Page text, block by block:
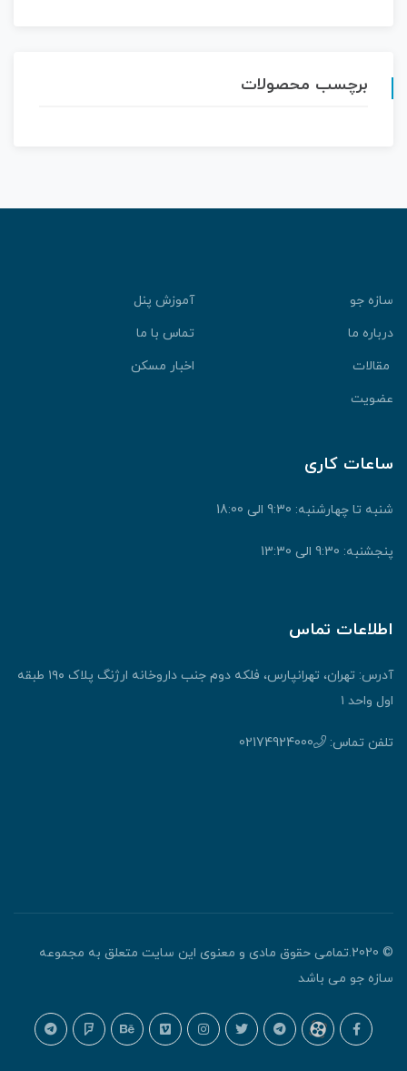
برچسب محصولات
سازه جو
آموزش پنل
درباره ما
تماس با ما
مقالات
اخبار مسکن
عضویت
ساعات کاری
شنبه تا چهارشنبه: 9:30 الی 18:00
پنجشنبه: 9:30 الی 13:30
اطلاعات تماس
آدرس: تهران، تهرانپارس، فلکه دوم جنب داروخانه ارژنگ پلاک ۱۹۰ طبقه
اول واحد ۱
تلفن تماس: 02174924000
© 2020.تمامی حقوق مادی و معنوی این سایت متعلق به مجموعه
سازه جو می باشد